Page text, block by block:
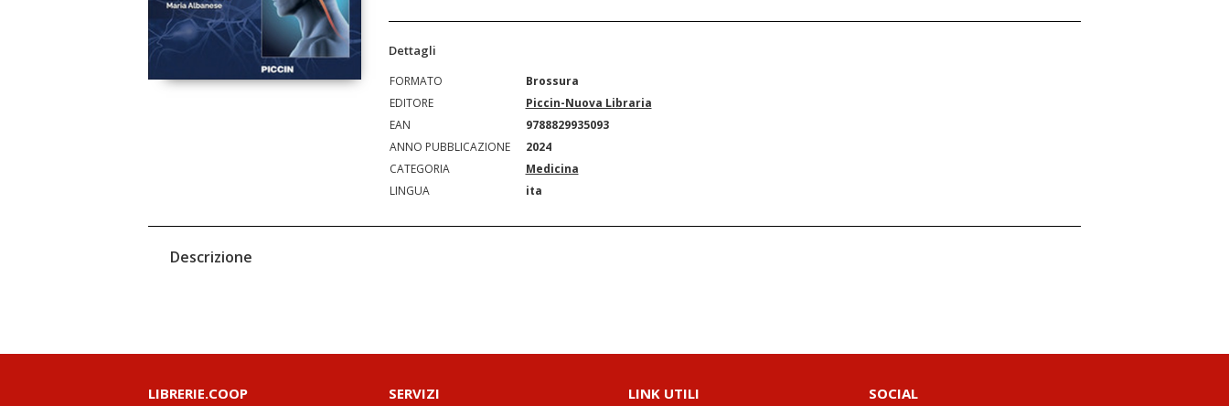
Dettagli
FORMATO
Brossura
EDITORE
Piccin-Nuova Libraria
EAN
9788829935093
ANNO PUBBLICAZIONE
2024
CATEGORIA
Medicina
LINGUA
ita
Descrizione
LIBRERIE.COOP SERVIZI LINK UTILI SOCIAL